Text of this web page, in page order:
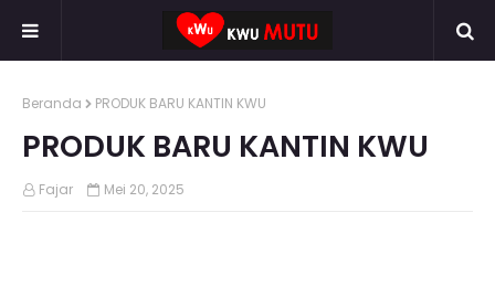
Beranda PRODUK BARU KANTIN KWU
PRODUK BARU KANTIN KWU
Fajar Mei 20, 2025